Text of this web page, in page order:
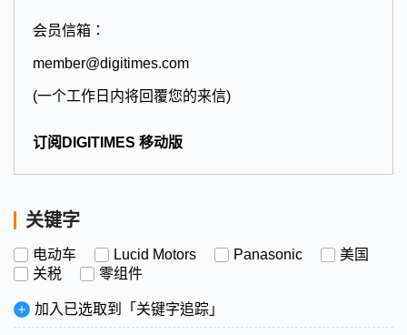
会员信箱：
member@digitimes.com
(一个工作日内将回覆您的来信)
订阅DIGITIMES 移动版
关键字
电动车 Lucid Motors Panasonic
美国
关税
零组件
加入已选取到「关键字追踪」